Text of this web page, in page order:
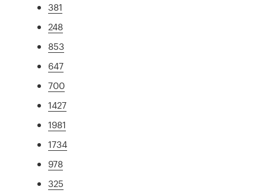
381
248
853
647
700
1427
1981
1734
978
325